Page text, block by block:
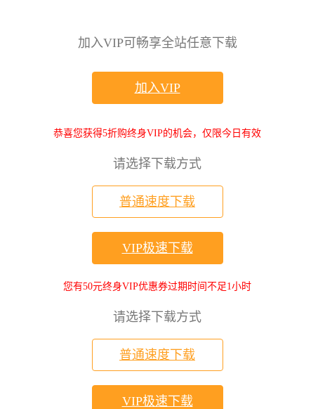
加入VIP可畅享全站任意下载
加入VIP
恭喜您获得5折购终身VIP的机会，仅限今日有效
请选择下载方式
普通速度下载
VIP极速下载
您有50元终身VIP优惠券过期时间不足1小时
请选择下载方式
普通速度下载
VIP极速下载